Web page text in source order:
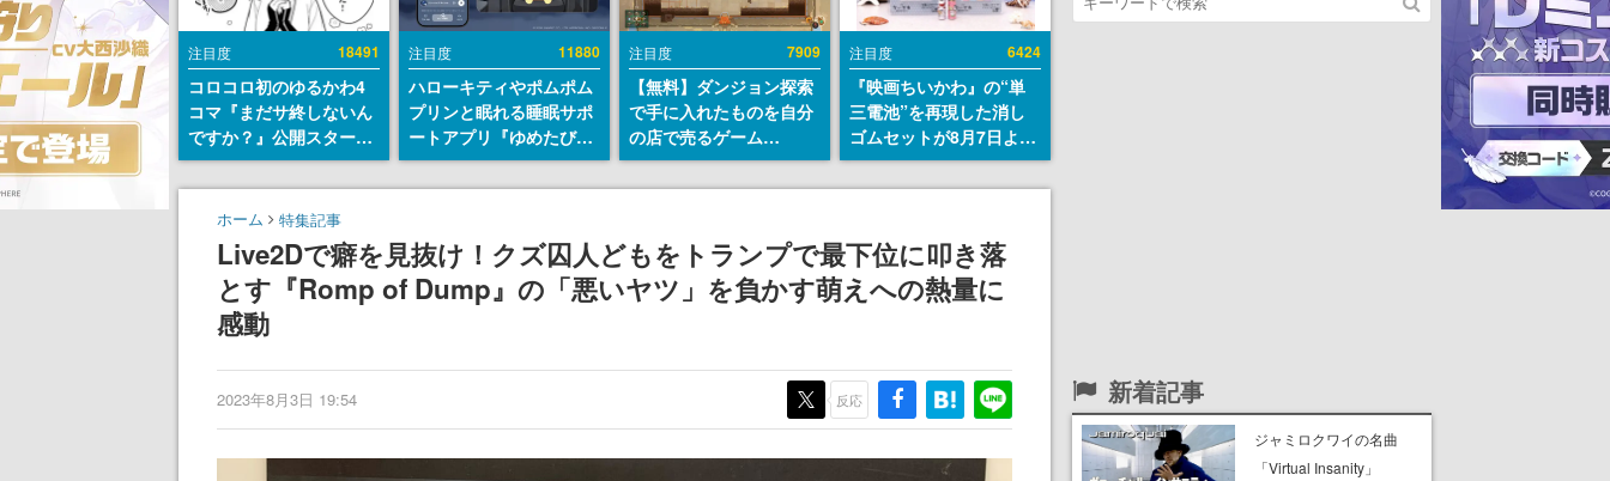
注目度 18491
コロコロ初のゆるかわ4
コマ『まだサ終しないん
ですか？』公開スター
ト。主人公は新入社員の
侘石ダイヤ、ゲーム会社
を舞台にトラブルへ対応
注目度 11880
ハローキティやポムポム
プリンと眠れる睡眠サポ
ートアプリ『ゆめたび』
が配信中。キャラごとの
ASMRや目覚ましアラー
注目度 7909
【無料】ダンジョン探索
で手に入れたものを自分
の店で売るゲーム
『Moonlighter』が
Steamにて無料配布中！
の9月2日正式リリースを
記念したキャンペーン
注目度 6424
『映画ちいかわ』の“単
三電池”を再現した消し
ゴムセットが8月7日より
発売決定。公式は「在っ
たものを 消しながら い
ち」と紹介
ホーム 特集記事
Live2Dで癖を見抜け！クズ囚人どもをトランプで最下位に叩き落
とす『Romp of Dump』の「悪いヤツ」を負かす萌えへの熱量に
感動
2023年8月3日 19:54 反応 新着記事
ジャミロクワイの名曲
「Virtual Insanity」